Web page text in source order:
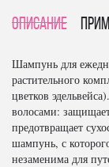
Описание
Шампунь для
растительного
цветков
волосами:
предотвращает
шампунь, с
незаменима для